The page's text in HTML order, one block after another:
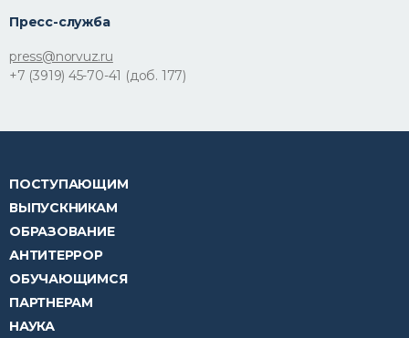
Пресс-служба
press@norvuz.ru
+7 (3919) 45-70-41 (доб. 177)
ПОСТУПАЮЩИМ
ВЫПУСКНИКАМ
ОБРАЗОВАНИЕ
АНТИТЕРРОР
ОБУЧАЮЩИМСЯ
ПАРТНЕРАМ
НАУКА